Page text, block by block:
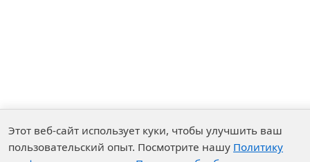
Этот веб-сайт использует куки, чтобы улучшить ваш
пользовательский опыт. Посмотрите нашу Политику